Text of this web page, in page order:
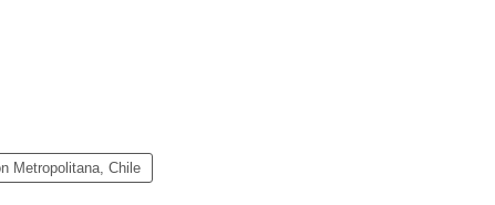
Metropolitana, Chile